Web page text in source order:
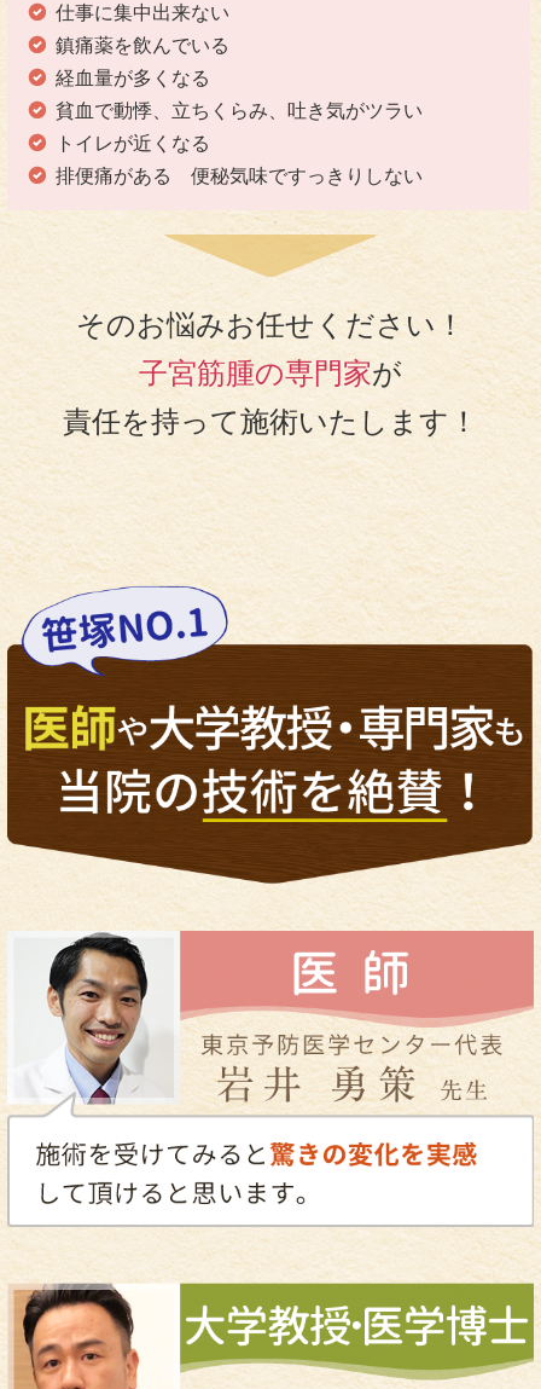
仕事に集中出来ない
鎮痛薬を飲んでいる
経血量が多くなる
貧血で動悸、立ちくらみ、吐き気がツラい
トイレが近くなる
排便痛がある 便秘気味ですっきりしない
そのお悩みお任せください！
子宮筋腫の専門家が
責任を持って施術いたします！